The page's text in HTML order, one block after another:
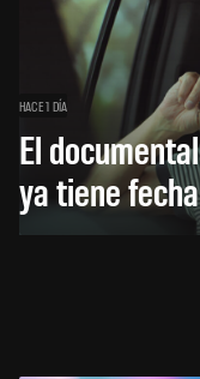
HACE 1 DÍA
El
ya tiene